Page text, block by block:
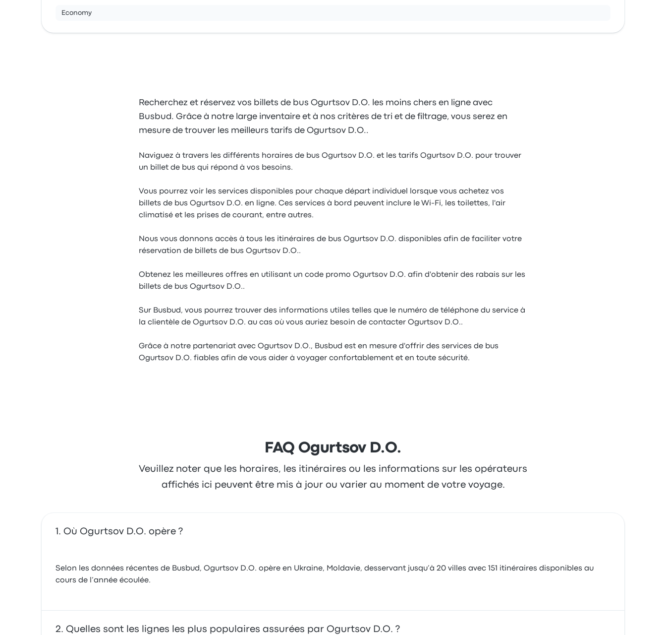
Economy
Recherchez et réservez vos billets de bus Ogurtsov D.O. les moins chers en ligne avec
Busbud. Grâce à notre large inventaire et à nos critères de tri et de filtrage, vous serez en
mesure de trouver les meilleurs tarifs de Ogurtsov D.O..
Naviguez à travers les différents horaires de bus Ogurtsov D.O. et les tarifs Ogurtsov D.O. pour trouver
un billet de bus qui répond à vos besoins.
Vous pourrez voir les services disponibles pour chaque départ individuel lorsque vous achetez vos
billets de bus Ogurtsov D.O. en ligne. Ces services à bord peuvent inclure le Wi-Fi, les toilettes, l'air
climatisé et les prises de courant, entre autres.
Nous vous donnons accès à tous les itinéraires de bus Ogurtsov D.O. disponibles afin de faciliter votre
réservation de billets de bus Ogurtsov D.O..
Obtenez les meilleures offres en utilisant un code promo Ogurtsov D.O. afin d'obtenir des rabais sur les
billets de bus Ogurtsov D.O..
Sur Busbud, vous pourrez trouver des informations utiles telles que le numéro de téléphone du service à
la clientèle de Ogurtsov D.O. au cas où vous auriez besoin de contacter Ogurtsov D.O..
Grâce à notre partenariat avec Ogurtsov D.O., Busbud est en mesure d'offrir des services de bus
Ogurtsov D.O. fiables afin de vous aider à voyager confortablement et en toute sécurité.
FAQ Ogurtsov D.O.
Veuillez noter que les horaires, les itinéraires ou les informations sur les opérateurs
affichés ici peuvent être mis à jour ou varier au moment de votre voyage.
Où Ogurtsov D.O. opère ?
Selon les données récentes de Busbud, Ogurtsov D.O. opère en Ukraine, Moldavie, desservant jusqu’à 20 villes avec 151 itinéraires disponibles au
cours de l’année écoulée.
Quelles sont les lignes les plus populaires assurées par Ogurtsov D.O. ?